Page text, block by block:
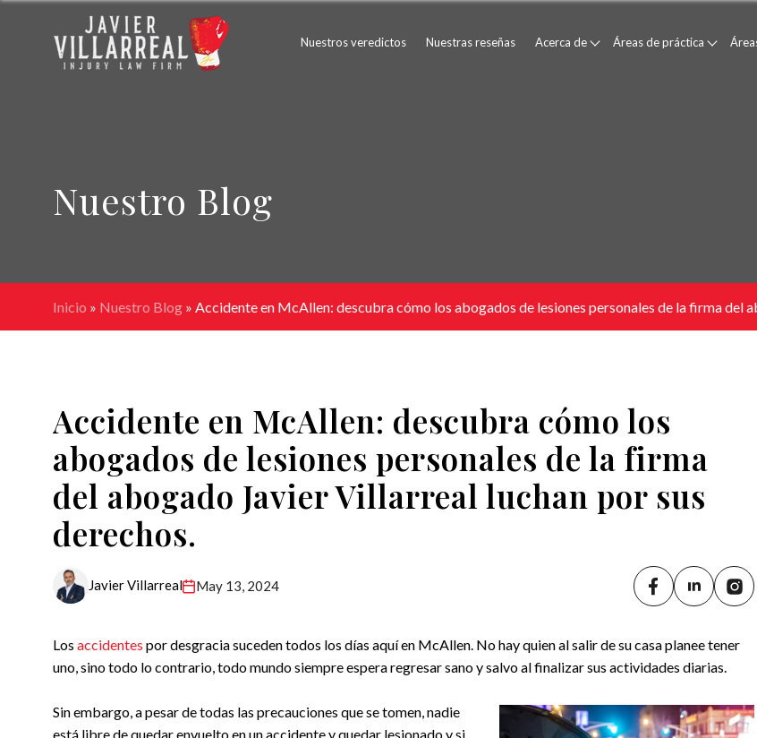
Nuestros veredictos Nuestras reseñas Acerca de Áreas de práctica
Nuestro Blog
Inicio » Nuestro Blog » Accidente en McAllen: descubra cómo los abogados de lesiones personales de la firma del
Accidente en McAllen: descubra cómo los
abogados de lesiones personales de la firma
del abogado Javier Villarreal luchan por sus
derechos.
Javier Villarreal May 13, 2024
Los accidentes por desgracia suceden todos los días aquí en McAllen. No hay quien al salir de su casa planee tener
uno, sino todo lo contrario, todo mundo siempre espera regresar sano y salvo al finalizar sus actividades diarias.
Sin embargo, a pesar de todas las precauciones que se tomen, nadie
está libre de quedar envuelto en un accidente y quedar lesionado y si